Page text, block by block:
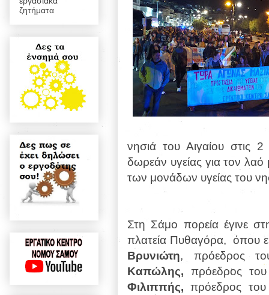
νησιά του Αιγαίου στις
δωρεάν υγείας για τον
των μονάδων υγείας του
Στη Σάμο πορεία έγινε
πλατεία Πυθαγόρα, όπου
Βρυνιώτη, πρόεδρος
Καπώλης, πρόεδρος
Φιλιππής, πρόεδρος
ζητήματα